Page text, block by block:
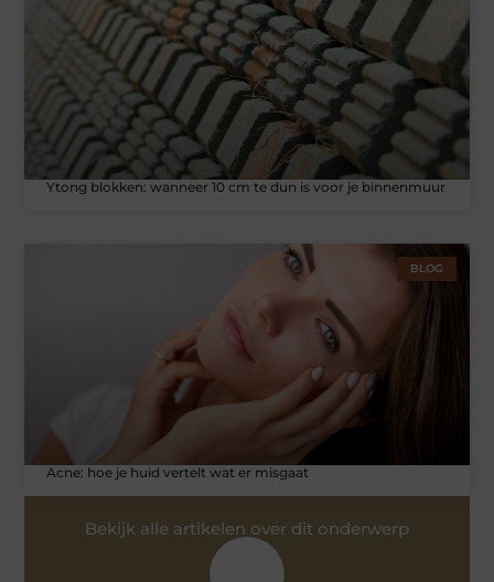
Ytong blokken: wanneer 10 cm te dun is voor je binnenmuur
BLOG
Acne: hoe je huid vertelt wat er misgaat
Bekijk alle artikelen over dit onderwerp